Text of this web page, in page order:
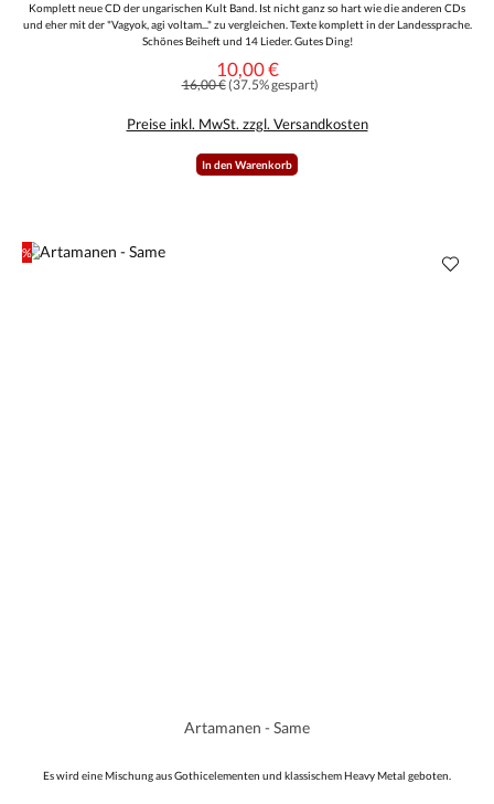
Komplett neue CD der ungarischen Kult Band. Ist nicht ganz so hart wie die anderen CDs
und eher mit der "Vagyok, agi voltam..." zu vergleichen. Texte komplett in der Landessprache.
Schönes Beiheft und 14 Lieder. Gutes Ding!
Verkaufspreis:
10,00 €
Regulärer Preis:
16,00 €(37.5% gespart)
Preise inkl. MwSt. zzgl. Versandkosten
In den Warenkorb
Rabatt
%
Artamanen - Same
Es wird eine Mischung aus Gothicelementen und klassischem Heavy Metal geboten.